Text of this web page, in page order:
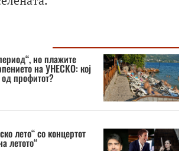
но плажите
на УНЕСКО: кој
од профитот?
лето“ со концертот
летото“